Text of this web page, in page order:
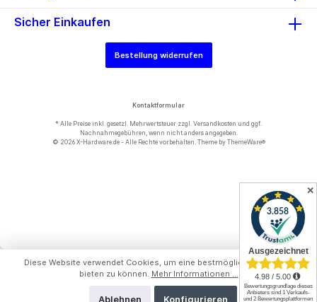
Sicher Einkaufen
Bestellung widerrufen
Kontaktformular
* Alle Preise inkl. gesetzl. Mehrwertsteuer zzgl. Versandkosten und ggf.
Nachnahmegebühren, wenn nicht anders angegeben.
© 2026 X-Hardware.de - Alle Rechte vorbehalten. Theme byThemeWare®
Diese Website verwendet Cookies, um eine bestmögliche Erfahrung
bieten zu können. Mehr Informationen ...
Ablehnen Konfigurieren
✕